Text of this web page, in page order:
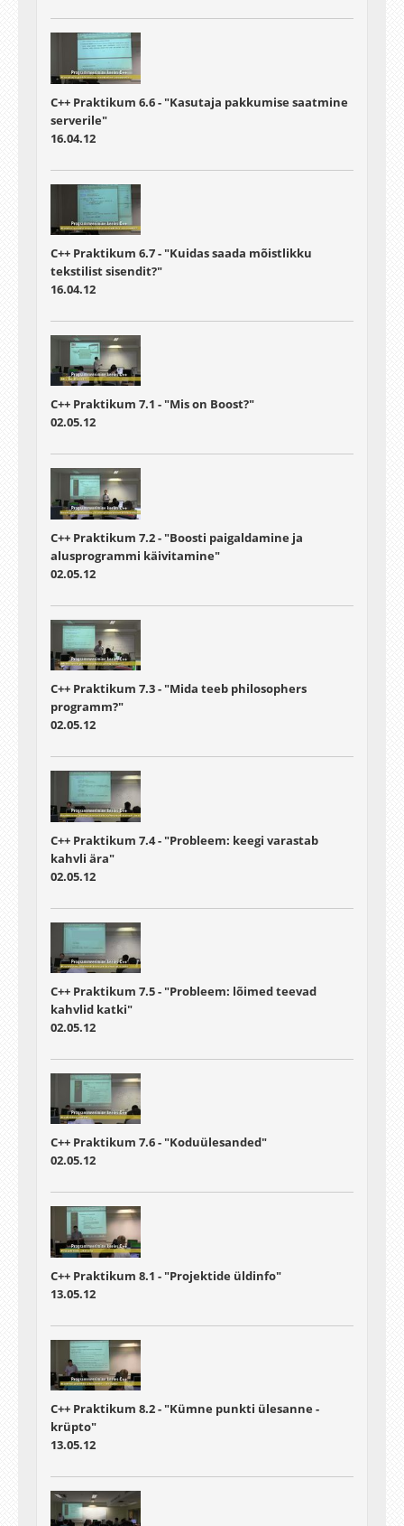
C++ Praktikum 6.6 - "Kasutaja pakkumise saatmine
serverile"
16.04.12
C++ Praktikum 6.7 - "Kuidas saada mõistlikku
tekstilist sisendit?"
16.04.12
C++ Praktikum 7.1 - "Mis on Boost?"
02.05.12
C++ Praktikum 7.2 - "Boosti paigaldamine ja
alusprogrammi käivitamine"
02.05.12
C++ Praktikum 7.3 - "Mida teeb philosophers
programm?"
02.05.12
C++ Praktikum 7.4 - "Probleem: keegi varastab
kahvli ära"
02.05.12
C++ Praktikum 7.5 - "Probleem: lõimed teevad
kahvlid katki"
02.05.12
C++ Praktikum 7.6 - "Koduülesanded"
02.05.12
C++ Praktikum 8.1 - "Projektide üldinfo"
13.05.12
C++ Praktikum 8.2 - "Kümne punkti ülesanne -
krüpto"
13.05.12